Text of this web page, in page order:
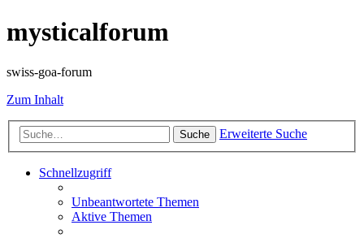
mysticalforum
swiss-goa-forum
Zum Inhalt
Suche Erweiterte Suche
Schnellzugriff
Unbeantwortete Themen
Aktive Themen